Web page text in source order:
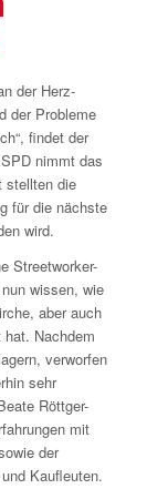
der Herz-
der Probleme
findet der
nimmt das
stellten die
für die nächste
wird.
Streetworker-
wissen, wie
aber auch
Nachdem
verworfen
sehr
Röttger-
mit
der
Kaufleuten.